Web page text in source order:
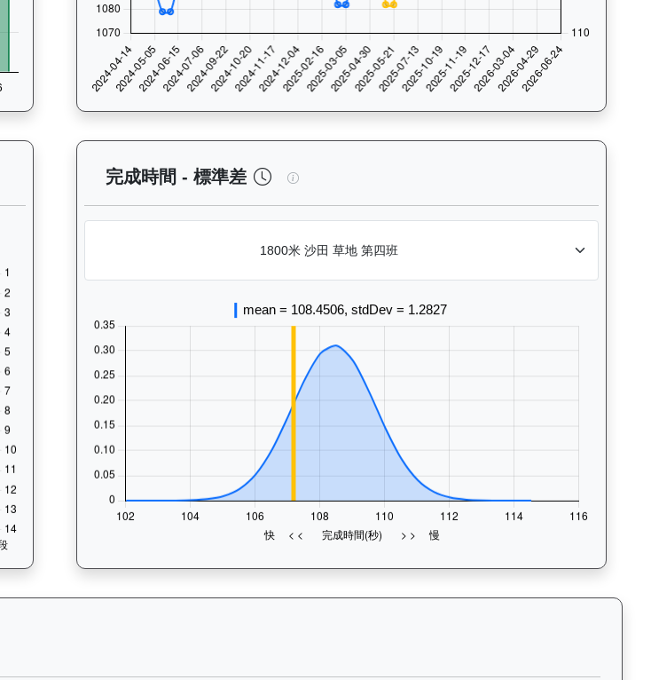
表：查看馬匹最近10場比賽的走位變化趨勢，分析馬匹的跑法風格和衝線
完成時間 - 標準差 加州活力（J131）— 完成時間標準差分析
力分析：查看馬匹在各途程和場地的詳細分段時間（末1段至末4段），以